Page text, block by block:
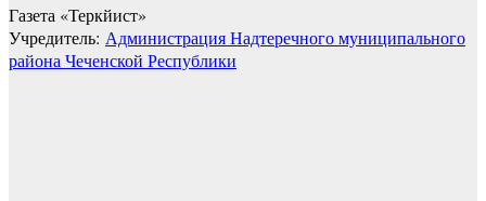
Газета «Теркйист»
Учредитель: Администрация Надтеречного муниципального
района Чеченской Республики